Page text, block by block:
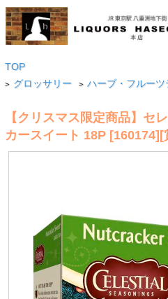
TOP
> グロッサリー > ハーブ・フルーツ
【クリスマス限定商品】
カースイート 18P